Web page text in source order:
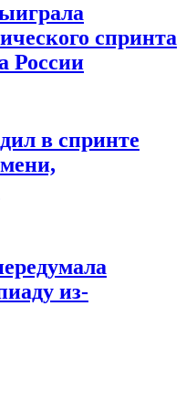
спринта
России
в спринте
из-